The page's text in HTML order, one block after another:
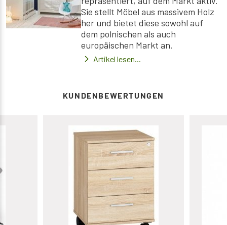
Sie stellt Möbel aus massivem Holz
her und bietet diese sowohl auf
dem polnischen als auch
europäischen Markt an.
Artikel lesen...
KUNDENBEWERTUNGEN